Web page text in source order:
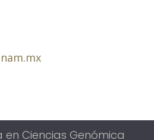
en Ciencias Genómica